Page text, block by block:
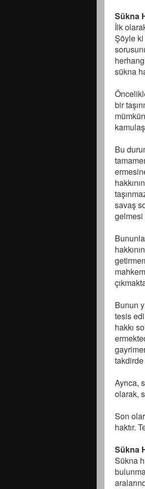
Sükna
İlk
Şöyle
sükna
bir
Bu
savaş
gelmesi
Bunun
tesis
hakkı
Ayrıca,
olarak,
Son
haktır.
Sükna
Sükna